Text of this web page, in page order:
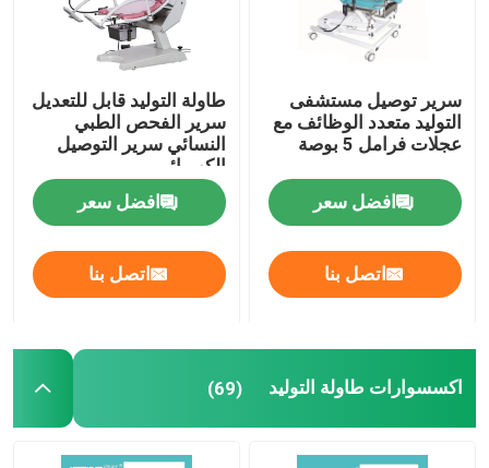
عربة نقالة الطوارئ
تحكم المحرك الخطي
طبيّ جهاز حامل متحرّك
محطة عمل الكمبيوتر العربة
طبيّ حامل متحرّك عربة
سرير توصيل مستشفى
التوليد متعدد الوظائف مع
عجلات فرامل 5 بوصة
افضل سعر
اتصل بنا
طاولة التوليد قابل للتعديل
سرير الفحص الطبي
النسائي سرير التوصيل
الكهربائي
افضل سعر
اتصل بنا
اكسسوارات طاولة التوليد (69)